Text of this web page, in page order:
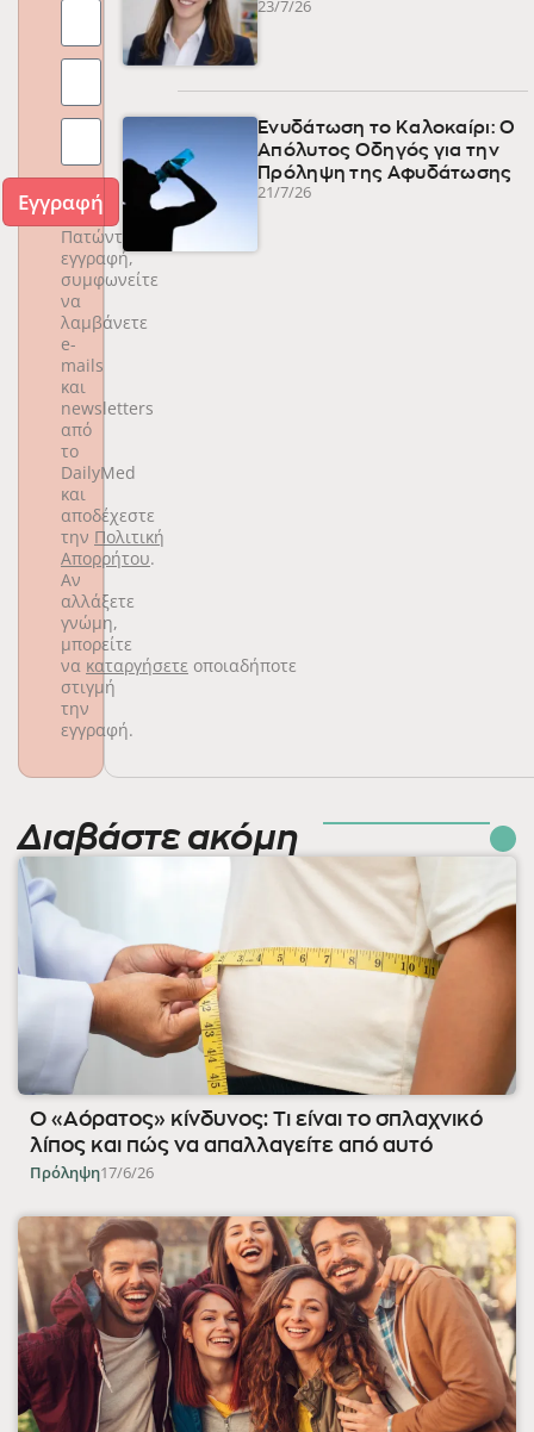
Εγγραφή
Πατώντας
εγγραφή,
συμφωνείτε
να
λαμβάνετε
e-
mails
και
newsletters
από
το
DailyMed
και
αποδέχεστε
την Πολιτική
Απορρήτου.
Αν
αλλάξετε
γνώμη,
μπορείτε
να καταργήσετε οποιαδήποτε
στιγμή
την
εγγραφή.
23/7/26
Ενυδάτωση το Καλοκαίρι: Ο
Απόλυτος Οδηγός για την
Πρόληψη της Αφυδάτωσης
21/7/26
Διαβάστε ακόμη
Ο «Αόρατος» κίνδυνος: Τι είναι το σπλαχνικό
λίπος και πώς να απαλλαγείτε από αυτό
Πρόληψη17/6/26